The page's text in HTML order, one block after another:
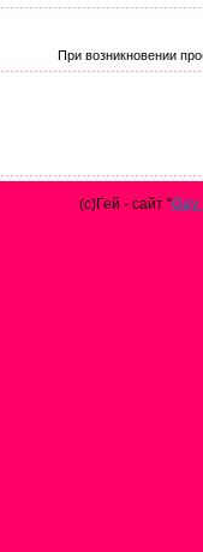
При возникновении
(с)Гей - сайт "Gay